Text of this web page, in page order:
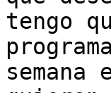
tengo